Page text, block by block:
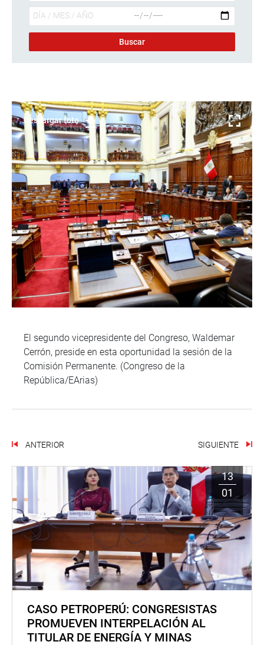
Descargar foto
El segundo vicepresidente del Congreso, Waldemar
Cerrón, preside en esta oportunidad la sesión de la
Comisión Permanente. (Congreso de la
República/EArias)
ANTERIOR SIGUIENTE
13
01
CASO PETROPERÚ: CONGRESISTAS
PROMUEVEN INTERPELACIÓN AL
TITULAR DE ENERGÍA Y MINAS